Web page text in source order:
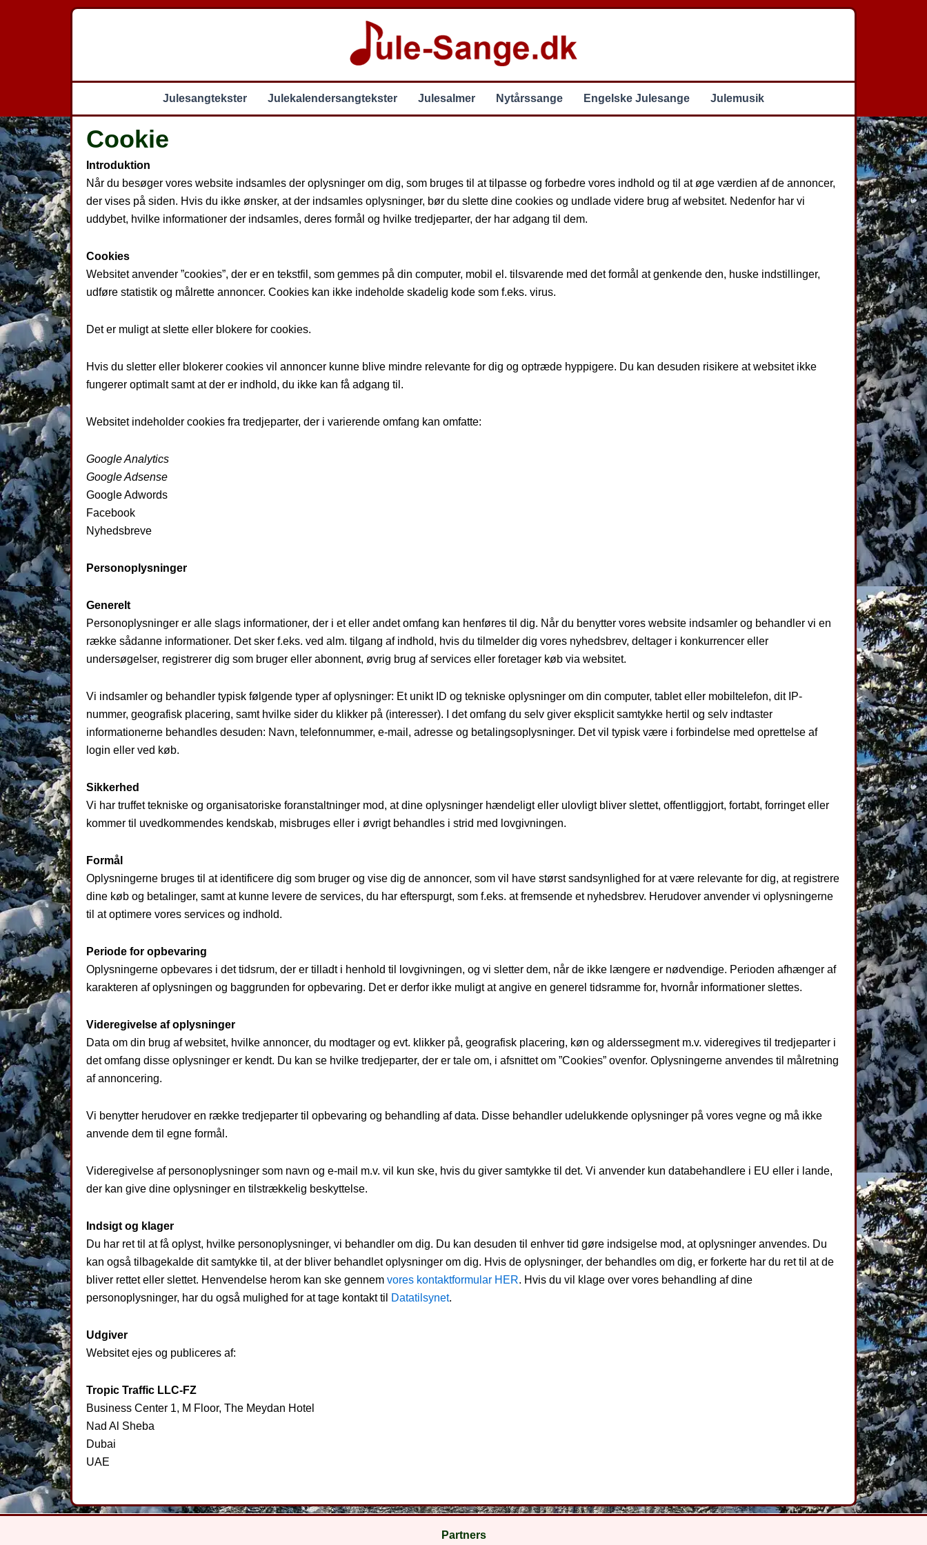
Julesangtekster Julekalendersangtekster Julesalmer Nytårssange Engelske Julesange Julemusik
Cookie
Introduktion
Når du besøger vores website indsamles der oplysninger om dig, som bruges til at tilpasse og forbedre vores indhold og til at øge værdien af de annoncer,
der vises på siden. Hvis du ikke ønsker, at der indsamles oplysninger, bør du slette dine cookies og undlade videre brug af websitet. Nedenfor har vi
uddybet, hvilke informationer der indsamles, deres formål og hvilke tredjeparter, der har adgang til dem.
Cookies
Websitet anvender ”cookies”, der er en tekstfil, som gemmes på din computer, mobil el. tilsvarende med det formål at genkende den, huske indstillinger,
udføre statistik og målrette annoncer. Cookies kan ikke indeholde skadelig kode som f.eks. virus.
Det er muligt at slette eller blokere for cookies.
Hvis du sletter eller blokerer cookies vil annoncer kunne blive mindre relevante for dig og optræde hyppigere. Du kan desuden risikere at websitet ikke
fungerer optimalt samt at der er indhold, du ikke kan få adgang til.
Websitet indeholder cookies fra tredjeparter, der i varierende omfang kan omfatte:
Google Analytics
Google Adsense
Google Adwords
Facebook
Nyhedsbreve
Personoplysninger
Generelt
Personoplysninger er alle slags informationer, der i et eller andet omfang kan henføres til dig. Når du benytter vores website indsamler og behandler vi en
række sådanne informationer. Det sker f.eks. ved alm. tilgang af indhold, hvis du tilmelder dig vores nyhedsbrev, deltager i konkurrencer eller
undersøgelser, registrerer dig som bruger eller abonnent, øvrig brug af services eller foretager køb via websitet.
Vi indsamler og behandler typisk følgende typer af oplysninger: Et unikt ID og tekniske oplysninger om din computer, tablet eller mobiltelefon, dit IP-
nummer, geografisk placering, samt hvilke sider du klikker på (interesser). I det omfang du selv giver eksplicit samtykke hertil og selv indtaster
informationerne behandles desuden: Navn, telefonnummer, e-mail, adresse og betalingsoplysninger. Det vil typisk være i forbindelse med oprettelse af
login eller ved køb.
Sikkerhed
Vi har truffet tekniske og organisatoriske foranstaltninger mod, at dine oplysninger hændeligt eller ulovligt bliver slettet, offentliggjort, fortabt, forringet eller
kommer til uvedkommendes kendskab, misbruges eller i øvrigt behandles i strid med lovgivningen.
Formål
Oplysningerne bruges til at identificere dig som bruger og vise dig de annoncer, som vil have størst sandsynlighed for at være relevante for dig, at registrere
dine køb og betalinger, samt at kunne levere de services, du har efterspurgt, som f.eks. at fremsende et nyhedsbrev. Herudover anvender vi oplysningerne
til at optimere vores services og indhold.
Periode for opbevaring
Oplysningerne opbevares i det tidsrum, der er tilladt i henhold til lovgivningen, og vi sletter dem, når de ikke længere er nødvendige. Perioden afhænger af
karakteren af oplysningen og baggrunden for opbevaring. Det er derfor ikke muligt at angive en generel tidsramme for, hvornår informationer slettes.
Videregivelse af oplysninger
Data om din brug af websitet, hvilke annoncer, du modtager og evt. klikker på, geografisk placering, køn og alderssegment m.v. videregives til tredjeparter i
det omfang disse oplysninger er kendt. Du kan se hvilke tredjeparter, der er tale om, i afsnittet om ”Cookies” ovenfor. Oplysningerne anvendes til målretning
af annoncering.
Vi benytter herudover en række tredjeparter til opbevaring og behandling af data. Disse behandler udelukkende oplysninger på vores vegne og må ikke
anvende dem til egne formål.
Videregivelse af personoplysninger som navn og e-mail m.v. vil kun ske, hvis du giver samtykke til det. Vi anvender kun databehandlere i EU eller i lande,
der kan give dine oplysninger en tilstrækkelig beskyttelse.
Indsigt og klager
Du har ret til at få oplyst, hvilke personoplysninger, vi behandler om dig. Du kan desuden til enhver tid gøre indsigelse mod, at oplysninger anvendes. Du
kan også tilbagekalde dit samtykke til, at der bliver behandlet oplysninger om dig. Hvis de oplysninger, der behandles om dig, er forkerte har du ret til at de
bliver rettet eller slettet. Henvendelse herom kan ske gennem vores kontaktformular HER. Hvis du vil klage over vores behandling af dine
personoplysninger, har du også mulighed for at tage kontakt til
Datatilsynet.
Udgiver
Websitet ejes og publiceres af:
Tropic Traffic LLC-FZ
Business Center 1, M Floor, The Meydan Hotel
Nad Al Sheba
Dubai
UAE
Partners